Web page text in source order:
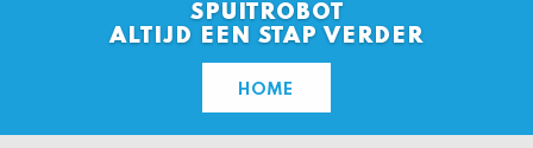
SPUITROBOT
ALTIJD EEN STAP VERDER
HOME